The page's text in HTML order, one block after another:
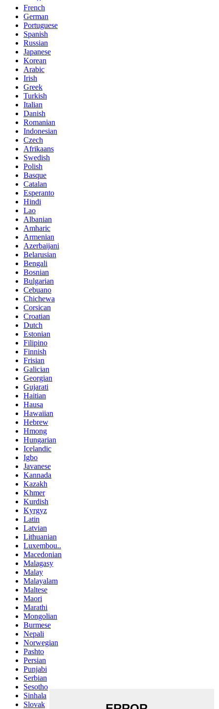
French
German
Portuguese
Spanish
Russian
Japanese
Korean
Arabic
Irish
Greek
Turkish
Italian
Danish
Romanian
Indonesian
Czech
Afrikaans
Swedish
Polish
Basque
Catalan
Esperanto
Hindi
Lao
Albanian
Amharic
Armenian
Azerbaijani
Belarusian
Bengali
Bosnian
Bulgarian
Cebuano
Chichewa
Corsican
Croatian
Dutch
Estonian
Filipino
Finnish
Frisian
Galician
Georgian
Gujarati
Haitian
Hausa
Hawaiian
Hebrew
Hmong
Hungarian
Icelandic
Igbo
Javanese
Kannada
Kazakh
Khmer
Kurdish
Kyrgyz
Latin
Latvian
Lithuanian
Luxembou..
Macedonian
Malagasy
Malay
Malayalam
Maltese
Maori
Marathi
Mongolian
Burmese
Nepali
Norwegian
Pashto
Persian
Punjabi
Serbian
Sesotho
Sinhala
Slovak